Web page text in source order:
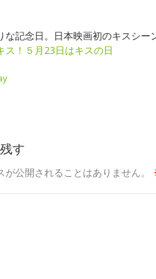
な記念日。日本映画初のキスシー
ス！５月23日はキスの日
す
が公開されることはありません。